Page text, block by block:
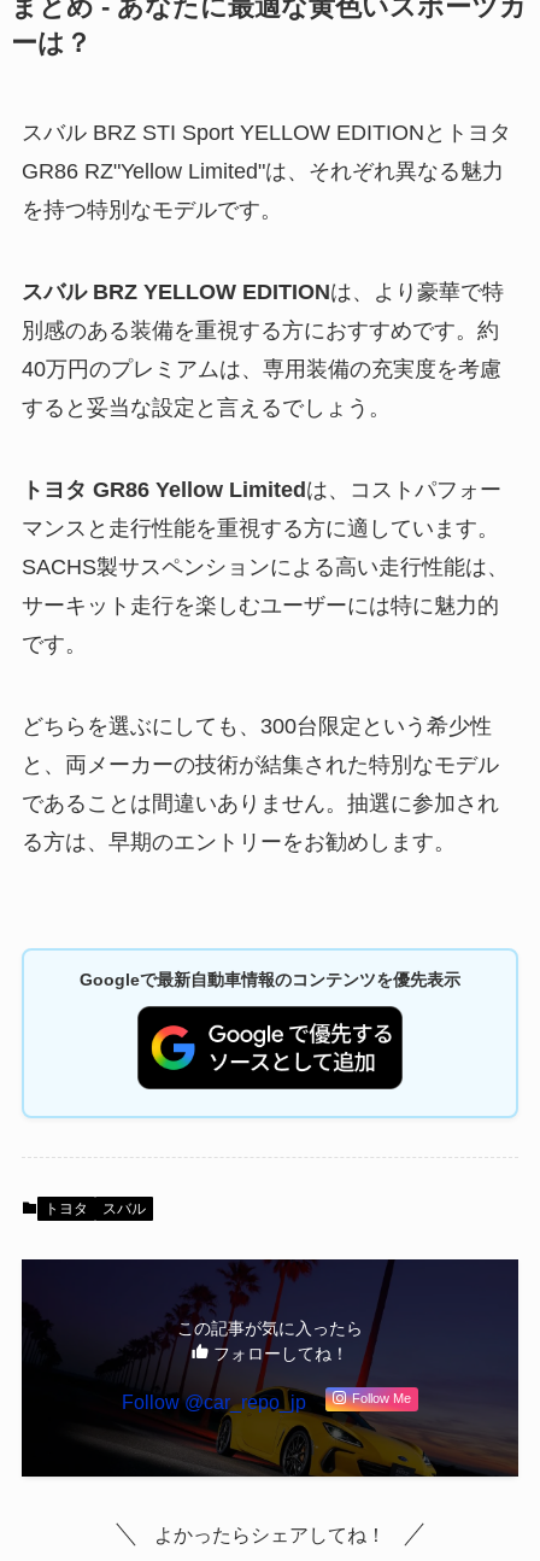
まとめ - あなたに最適な黄色いスポーツカ
ーは？
スバル BRZ STI Sport YELLOW EDITIONとトヨタ
GR86 RZ"Yellow Limited"は、それぞれ異なる魅力
を持つ特別なモデルです。
スバル BRZ YELLOW EDITIONは、より豪華で特
別感のある装備を重視する方におすすめです。約
40万円のプレミアムは、専用装備の充実度を考慮
すると妥当な設定と言えるでしょう。
トヨタ GR86 Yellow Limited は、コストパフォー
マンスと走行性能を重視する方に適しています。
SACHS製サスペンションによる高い走行性能は、
サーキット走行を楽しむユーザーには特に魅力的
です。
どちらを選ぶにしても、300台限定という希少性
と、両メーカーの技術が結集された特別なモデル
であることは間違いありません。抽選に参加され
る方は、早期のエントリーをお勧めします。
Googleで最新自動車情報のコンテンツを優先表示
トヨタ スバル
この記事が気に入ったら
フォローしてね！
Follow @car_repo_jp Follow Me
よかったらシェアしてね！